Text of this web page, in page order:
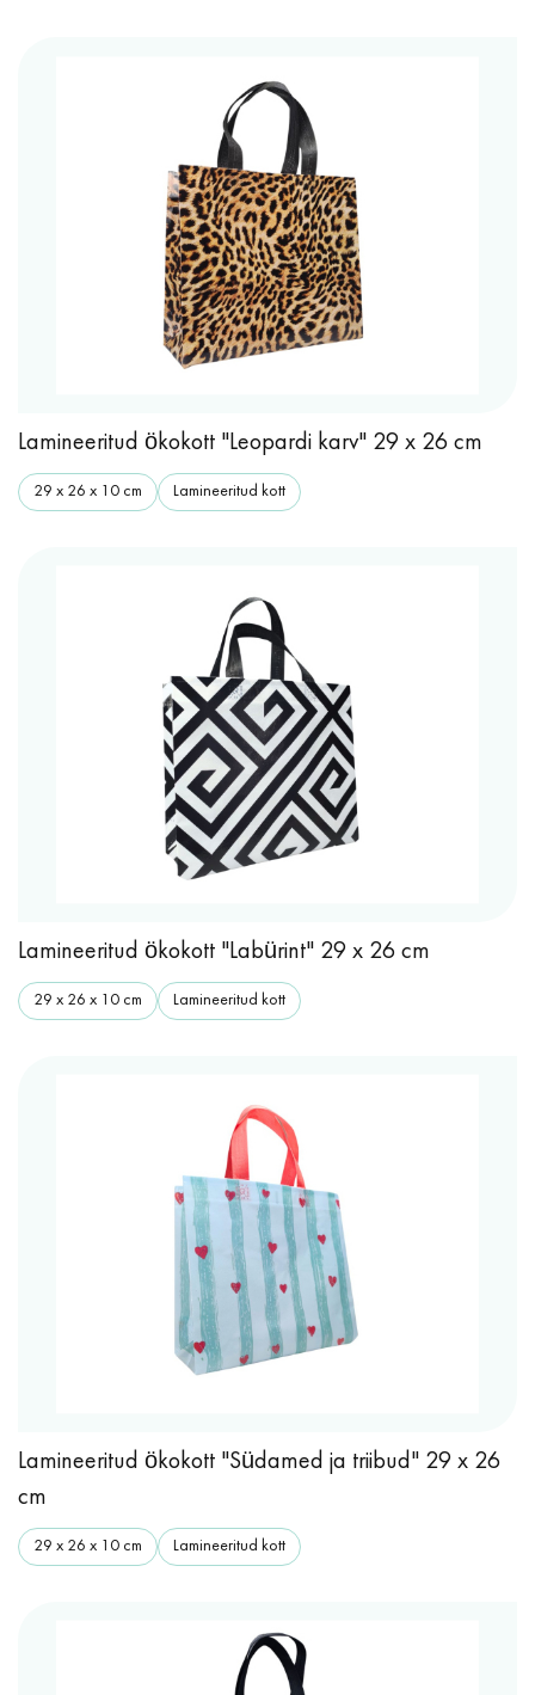
Lamineeritud ökokott "Leopardi karv" 29 x 26 cm
29 x 26 x 10 cm Lamineeritud kott
Lamineeritud ökokott "Labürint" 29 x 26 cm
29 x 26 x 10 cm Lamineeritud kott
Lamineeritud ökokott "Südamed ja triibud" 29 x 26
cm
29 x 26 x 10 cm Lamineeritud kott